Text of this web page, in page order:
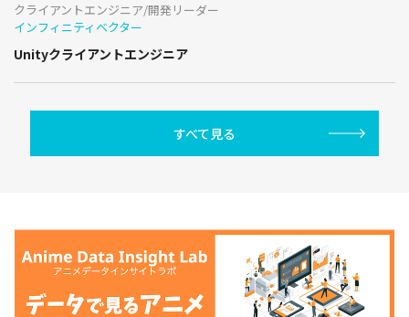
クライアントエンジニア/開発リーダー
インフィニティベクター
Unityクライアントエンジニア
すべて見る